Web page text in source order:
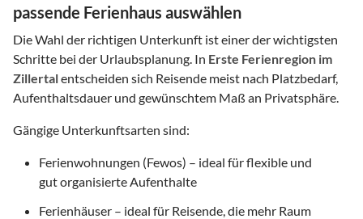
passende Ferienhaus auswählen
Die Wahl der richtigen Unterkunft ist einer der wichtigsten
Schritte bei der Urlaubsplanung. In Erste Ferienregion im
Zillertalentscheiden sich Reisende meist nach Platzbedarf,
Aufenthaltsdauer und gewünschtem Maß an Privatsphäre.
Gängige Unterkunftsarten sind:
Ferienwohnungen (Fewos) – ideal für flexible und
gut organisierte Aufenthalte
Ferienhäuser – ideal für Reisende, die mehr Raum